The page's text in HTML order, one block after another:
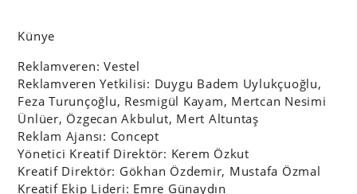
Künye
Reklamveren: Vestel
Reklamveren Yetkilisi: Duygu Badem Uylukçuoğlu,
Feza Turunçoğlu, Resmigül Kayam, Mertcan Nesimi
Ünlüer, Özgecan Akbulut, Mert Altuntaş
Reklam Ajansı: Concept
Yönetici Kreatif Direktör: Kerem Özkut
Kreatif Direktör: Gökhan Özdemir, Mustafa Özmal
Kreatif Ekip Lideri: Emre Günaydın